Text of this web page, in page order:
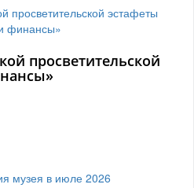
просветительской